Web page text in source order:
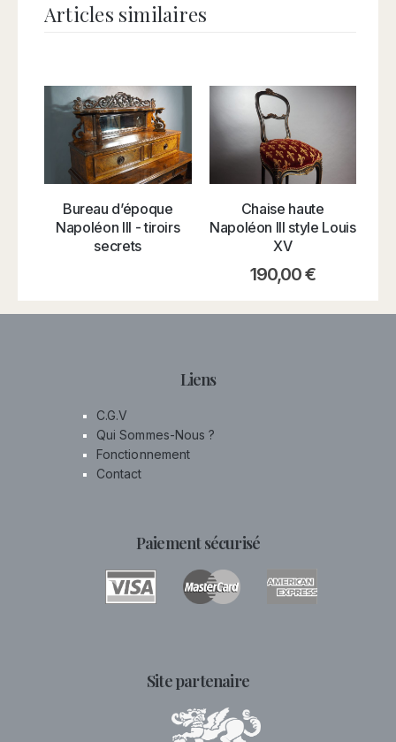
Articles similaires
Bureau d’époque
Napoléon III - tiroirs
secrets
Chaise haute
Napoléon III style Louis
XV
190,00€
Liens
C.G.V
Qui Sommes-Nous ?
Fonctionnement
Contact
Paiement sécurisé
Site partenaire